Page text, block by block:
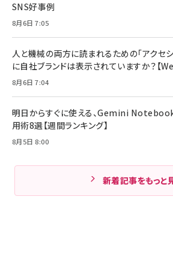
SNS好事例
8月6日 7:05
人と機械の両方に読まれるための「アクセ
に自社ブランドは表示されていますか？【
8月6日 7:04
明日からすぐに使える、Gemini
用術8選【週間ランキング】
8月5日 8:00
新着記事をもっと